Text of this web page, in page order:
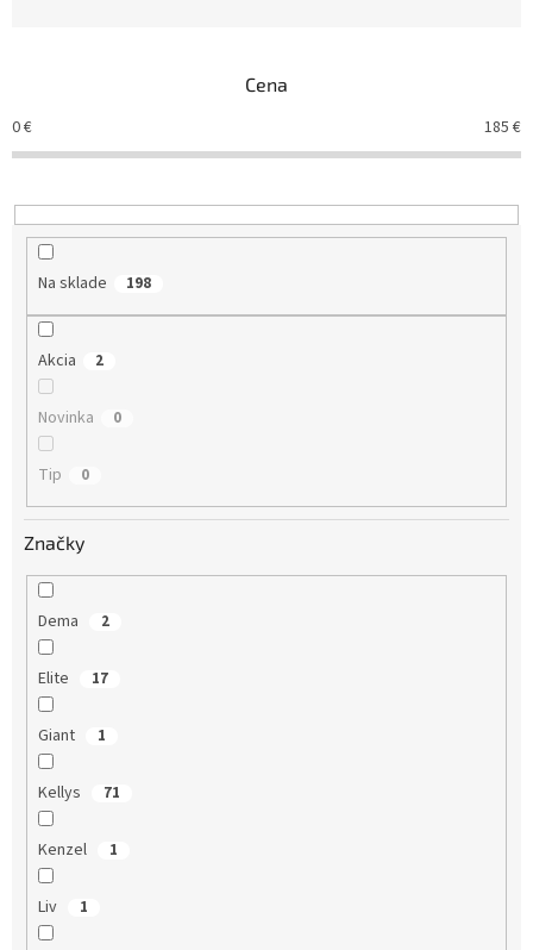
e
p
r
d
Cena
0€ 185 €
Na sklade 198
Akcia 2
Novinka 0
Tip 0
Značky
Dema 2
Elite 17
Giant 1
Kellys 71
Kenzel 1
Liv 1